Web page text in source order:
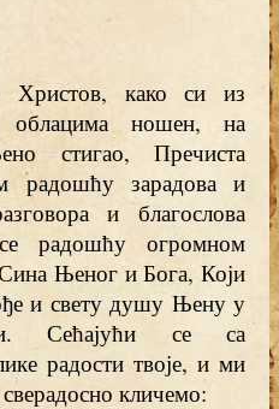
Христов, како си из
облацима ношен, на
стигао, Пречиста
радошћу зарадова и
и благослова
радошћу огромном
Њеног и Бога, Који
и свету душу Њену у
Сећајући се са
радости твоје, и ми
кличемо: